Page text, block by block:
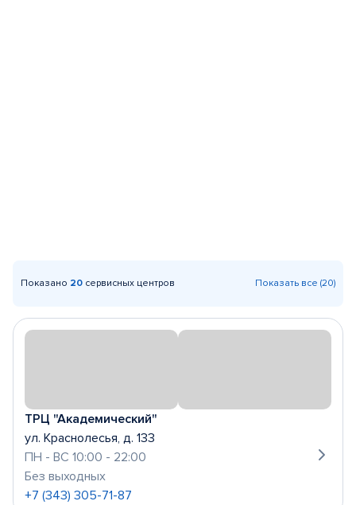
Показано 20 сервисных центров Показать все (20)
ТРЦ "Академический"
ул. Краснолесья, д. 133
ПН - ВС 10:00 - 22:00
Без выходных
+7 (343) 305-71-87